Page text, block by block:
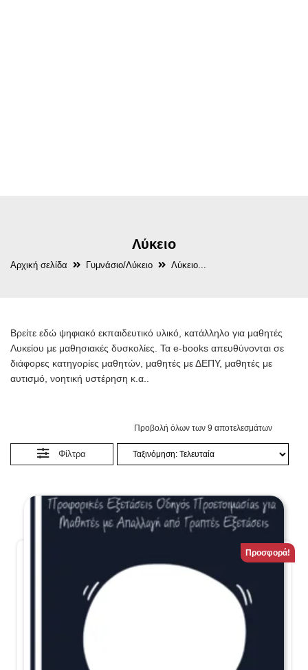
Λύκειο
Αρχική σελίδα Γυμνάσιο/Λύκειο Λύκειο...
Βρείτε εδώ ψηφιακό εκπαιδευτικό υλικό, κατάλληλο για μαθητές
Λυκείου με μαθησιακές δυσκολίες. Τα e-books απευθύνονται σε
διάφορες κατηγορίες μαθητών, μαθητές με ΔΕΠΥ, μαθητές με
αυτισμό, νοητική υστέρηση κ.α..
Φίλτρα
Προβολή όλων των 9 αποτελεσμάτων
Προσφορά!